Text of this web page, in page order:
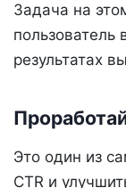
Задача на
результатах
Это один из
CTR и